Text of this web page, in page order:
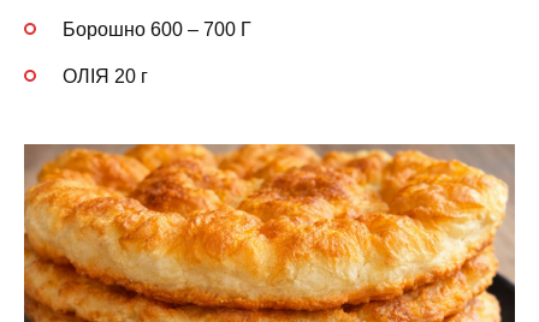
Борошно 600 – 700 Г
ОЛІЯ 20 г